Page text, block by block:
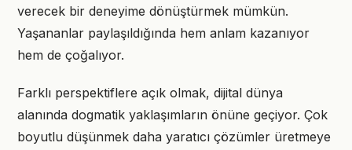
verecek bir deneyime dönüştürmek mümkün.
Yaşananlar paylaşıldığında hem anlam kazanıyor
hem de çoğalıyor.
Farklı perspektiflere açık olmak, dijital dünya
alanında dogmatik yaklaşımların önüne geçiyor. Çok
boyutlu düşünmek daha yaratıcı çözümler üretmeye